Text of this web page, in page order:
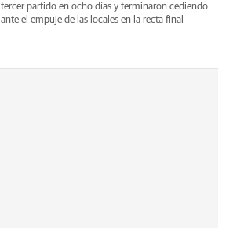
tercer partido en ocho días y terminaron cediendo
ante el empuje de las locales en la recta final